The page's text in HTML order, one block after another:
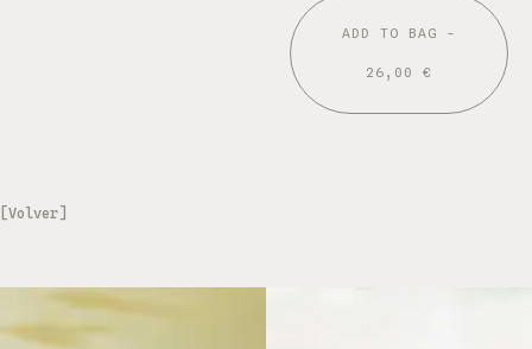
ADD TO BAG -
26,00 €
[Volver]